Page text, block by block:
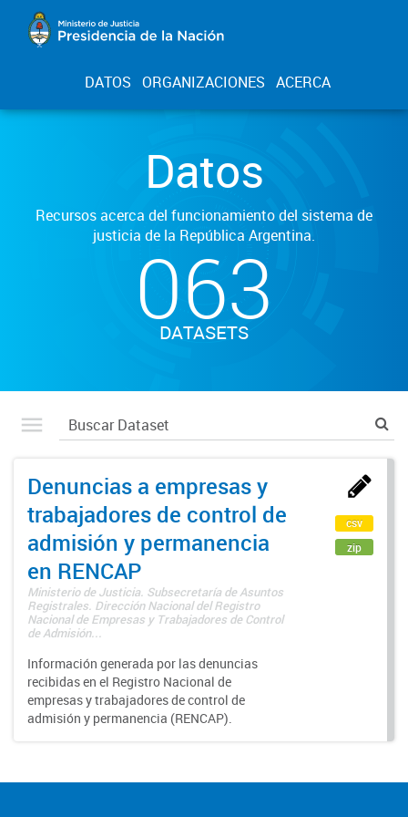
DATOS ORGANIZACIONES ACERCA
Datos
Recursos acerca del funcionamiento del sistema de
justicia de la República Argentina.
063
DATASETS
Denuncias a empresas y
trabajadores de control de
admisión y permanencia
en RENCAP
Ministerio de Justicia. Subsecretaría de Asuntos
Registrales. Dirección Nacional del Registro
Nacional de Empresas y Trabajadores de Control
de Admisión...
Información generada por las denuncias
recibidas en el Registro Nacional de
empresas y trabajadores de control de
admisión y permanencia (RENCAP).
csv
zip